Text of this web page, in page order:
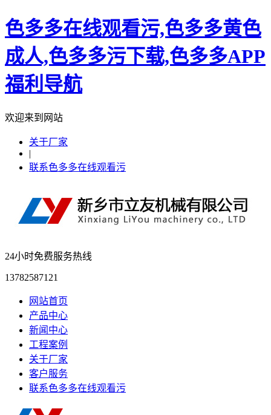
色多多在线观看污,色多多黄色
成人,色多多污下载,色多多APP
福利导航
欢迎来到网站
关于厂家
|
联系色多多在线观看污
24小时免费服务热线
13782587121
网站首页
产品中心
新闻中心
工程案例
关于厂家
客户服务
联系色多多在线观看污